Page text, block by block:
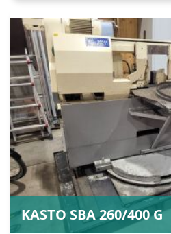
KASTO SBA 260/400 G